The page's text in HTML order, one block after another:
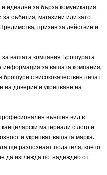
идеални за бърза комуникация
за събития, магазини или като
призив за действие и
вашата компания Брошурата
информация за вашата компания,
брошури с висококачествен печат
на доверие и укрепване на
външен вид в
материали с лого и
и укрепват вашата марка.
ще разпознаят подателя, което
да изглежда по-надеждно от